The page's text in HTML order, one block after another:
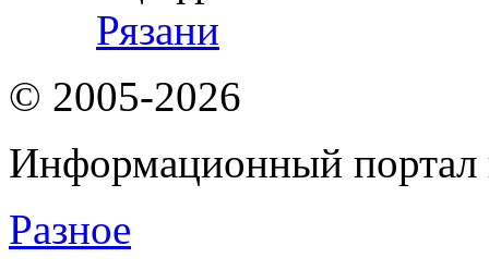
Рязани
© 2005-2026
Информационный портал
Разное